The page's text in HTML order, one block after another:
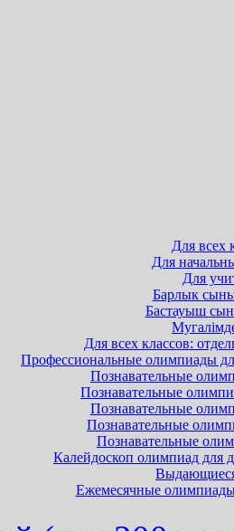
Для всех
Для
Для
Барлык
Бастауыш
Для всех классов:
Профессиональные олимпиады
Познавательные
Познавательные
Познавательные
Познавательные
Познавательные
Калейдоскоп олимпиад для
Ежемесячные